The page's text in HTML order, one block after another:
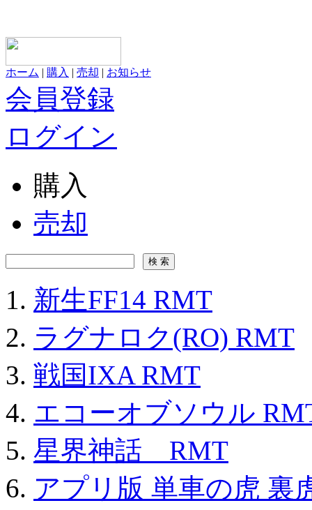
ホーム | 購入 | 売却 | お知らせ
会員登録
ログイン
購入
売却
新生FF14 RMT
ラグナロク(RO) RMT
戦国IXA RMT
エコーオブソウル
星界神話 RMT
アプリ版 単車の虎 裏